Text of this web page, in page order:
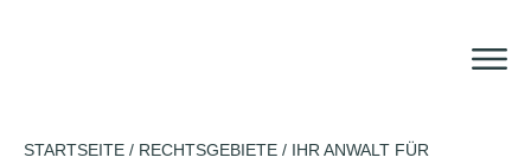
STARTSEITE / RECHTSGEBIETE / IHR ANWALT FÜR